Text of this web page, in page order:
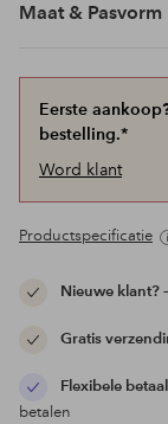
Maat & Pasvorm
Eerste
bestelling.*
Word klant
Productspecificatie
Nieuwe klant?
Gratis
Flexibele
betalen